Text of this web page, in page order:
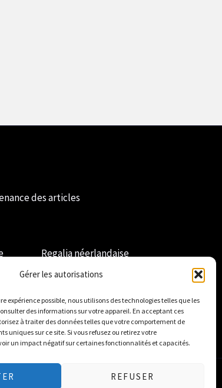
Gérer les autorisations
expérience possible, nous utilisons des technologies telles que les
des informations sur votre appareil. En acceptant ces
à traiter des données telles que votre comportement de
uniques sur ce site. Si vous refusez ou retirez votre
un impact négatif sur certaines fonctionnalités et capacités.
REFUSER
des articles
Regalia néerlandaise